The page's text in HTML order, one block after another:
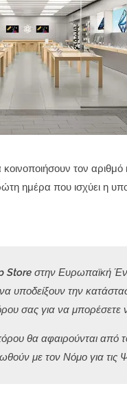
τον
ημέρα που ισχύει η
στην Ευρωπαϊκή
υποδείξουν την
σας για να μπορέσετε
θα αφαιρούνται
με τον Νόμο για τις